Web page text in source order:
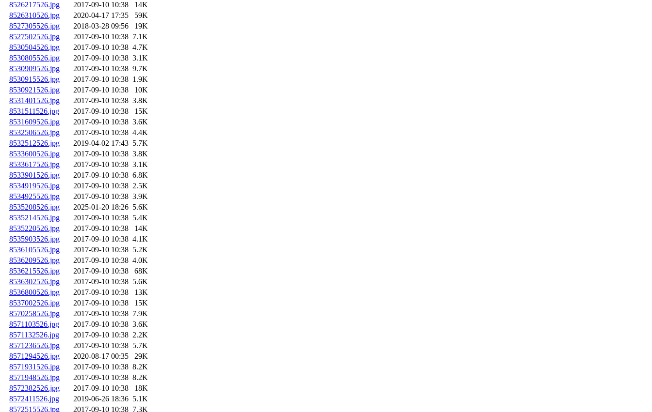
8526217526.jpg
2017-09-10 10:38
14K
8526310526.jpg
2020-04-17 17:35
59K
8527305526.jpg
2018-03-28 09:56
19K
8527502526.jpg
2017-09-10 10:38 7.1K
8530504526.jpg
2017-09-10 10:38 4.7K
8530805526.jpg
2017-09-10 10:38 3.1K
8530909526.jpg
2017-09-10 10:38 9.7K
8530915526.jpg
2017-09-10 10:38 1.9K
8530921526.jpg
2017-09-10 10:38
10K
8531401526.jpg
2017-09-10 10:38 3.8K
8531511526.jpg
2017-09-10 10:38
15K
8531609526.jpg
2017-09-10 10:38 3.6K
8532506526.jpg
2017-09-10 10:38 4.4K
8532512526.jpg
2019-04-02 17:43 5.7K
8533600526.jpg
2017-09-10 10:38 3.8K
8533617526.jpg
2017-09-10 10:38 3.1K
8533901526.jpg
2017-09-10 10:38 6.8K
8534919526.jpg
2017-09-10 10:38 2.5K
8534925526.jpg
2017-09-10 10:38 3.9K
8535208526.jpg
2025-01-20 18:26 5.6K
8535214526.jpg
2017-09-10 10:38 5.4K
8535220526.jpg
2017-09-10 10:38
14K
8535903526.jpg
2017-09-10 10:38 4.1K
8536105526.jpg
2017-09-10 10:38 5.2K
8536209526.jpg
2017-09-10 10:38 4.0K
8536215526.jpg
2017-09-10 10:38
68K
8536302526.jpg
2017-09-10 10:38 5.6K
8536800526.jpg
2017-09-10 10:38
13K
8537002526.jpg
2017-09-10 10:38
15K
8570258526.jpg
2017-09-10 10:38 7.9K
8571103526.jpg
2017-09-10 10:38 3.6K
8571132526.jpg
2017-09-10 10:38 2.2K
8571236526.jpg
2017-09-10 10:38 5.7K
8571294526.jpg
2020-08-17 00:35
29K
8571931526.jpg
2017-09-10 10:38 8.2K
8571948526.jpg
2017-09-10 10:38 8.2K
8572382526.jpg
2017-09-10 10:38
18K
8572411526.jpg
2019-06-26 18:36 5.1K
8572515526.jpg
2017-09-10 10:38 7.3K